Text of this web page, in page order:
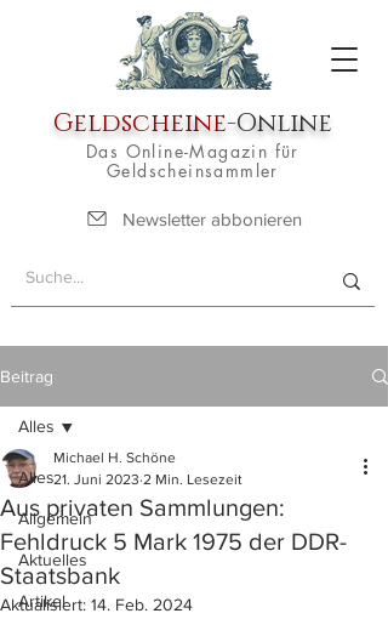
Geldscheine-Online
Das Online-Magazin für
Geldscheinsammler
Newsletter abbonieren
Beitrag
Alles
Allgemein
Aktuelles
Artikel
Alles
Aus privaten Sammlungen:
Fehldruck 5 Mark 1975 der DDR-
Staatsbank
Michael H. Schöne
21. Juni 2023 2 Min. Lesezeit
Aktualisiert: 14. Feb. 2024